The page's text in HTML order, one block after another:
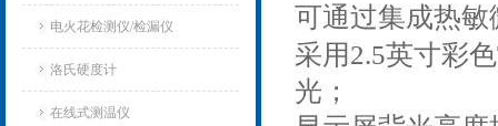
电火花检测仪/检漏仪
洛氏硬度计
在线式测温仪
可通过集成热
采用2.5英寸彩
光；